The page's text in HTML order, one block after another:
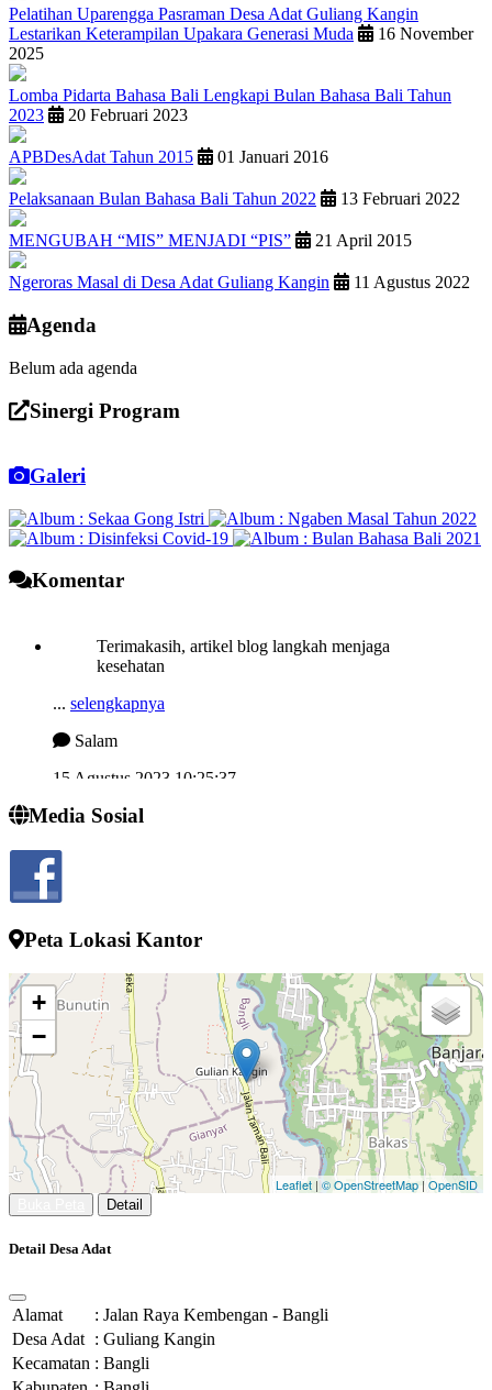
Pelatihan Uparengga Pasraman Desa Adat Guliang Kangin
Lestarikan Keterampilan Upakara Generasi Muda
16 November
2025
Lomba Pidarta Bahasa Bali Lengkapi Bulan Bahasa Bali Tahun
2023
20 Februari 2023
APBDesAdat Tahun 2015 01 Januari 2016
Pelaksanaan Bulan Bahasa Bali Tahun 2022 13 Februari 2022
MENGUBAH “MIS” MENJADI “PIS” 21 April 2015
Ngeroras Masal di Desa Adat Guliang Kangin 11 Agustus 2022
Agenda
Belum ada agenda
Sinergi Program
Galeri
Komentar
kesehatan
Semngat demi memjukan desa kelahiran
Media Sosial
Peta Lokasi Kantor
+
−
Leaflet | © OpenStreetMap |OpenSID
Detail
Detail Desa Adat
Alamat : Jalan Raya Kembengan - Bangli
Desa Adat : Guliang Kangin
Kecamatan : Bangli